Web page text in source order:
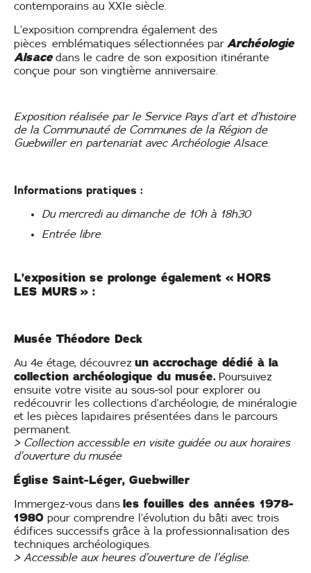
contemporains au XXIe siècle.
L’exposition comprendra également des
pièces emblématiques sélectionnées par Archéologie
Alsace dans le cadre de son exposition itinérante
conçue pour son vingtième anniversaire.
Exposition réalisée par le Service Pays d’art et d’histoire
de la Communauté de Communes de la Région de
Guebwiller en partenariat avec Archéologie Alsace.
Informations pratiques :
Du mercredi au dimanche de 10h à 18h30
Entrée libre
L’exposition se prolonge également « HORS
LES MURS » :
Musée Théodore Deck
Au 4e étage, découvrez un accrochage dédié à la
collection archéologique du musée. Poursuivez
ensuite votre visite au sous-sol pour explorer ou
redécouvrir les collections d’archéologie, de minéralogie
et les pièces lapidaires présentées dans le parcours
permanent.
> Collection accessible en visite guidée ou aux horaires
d’ouverture du musée
Église Saint-Léger, Guebwiller
Immergez-vous dans les fouilles des années 1978-
1980 pour comprendre l’évolution du bâti avec trois
édifices successifs grâce à la professionnalisation des
techniques archéologiques.
> Accessible aux heures d’ouverture de l’église.